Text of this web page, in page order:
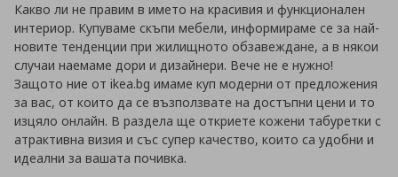
Какво ли не правим в името на красивия и функционален
интериор. Купуваме скъпи мебели, информираме се за най-
новите тенденции при жилищното обзавеждане, а в някои
случаи наемаме дори и дизайнери. Вече не е нужно!
Защото ние от ikea.bg имаме куп модерни от предложения
за вас, от които да се възползвате на достъпни цени и то
изцяло онлайн. В раздела ще откриете кожени табуретки с
атрактивна визия и със супер качество, които са удобни и
идеални за вашата почивка.